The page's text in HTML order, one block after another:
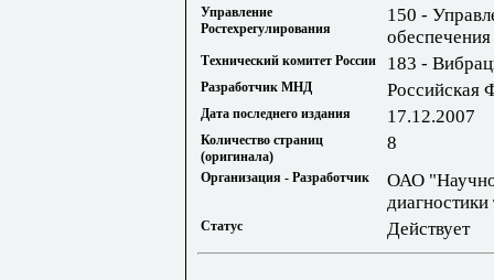
Управление
Ростехрегулирования
150 -
Технический комитет России 183 -
Разработчик МНД Российская
Дата последнего издания 17.12.2007
Количество страниц
(оригинала)
8
Организация - Разработчик
ОАО
Статус Действует